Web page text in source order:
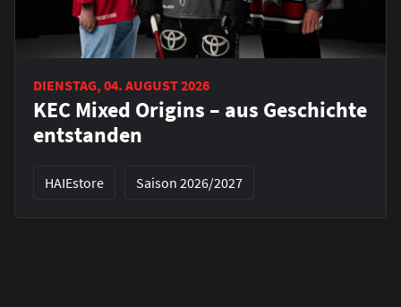
DIENSTAG, 04. AUGUST 2026
KEC Mixed Origins – aus Geschichte
entstanden
HAIEstore Saison 2026/2027